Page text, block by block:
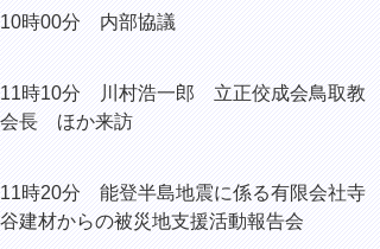
10時00分 内部協議
11時10分 川村浩一郎 立正佼成会鳥取教
会長 ほか来訪
11時20分 能登半島地震に係る有限会社寺
谷建材からの被災地支援活動報告会